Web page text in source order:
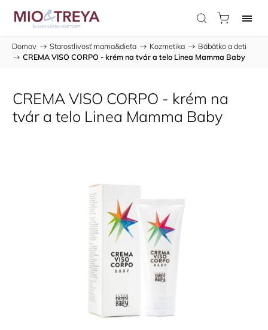
Domov / Starostlivosť mama&dieťa / Kozmetika /
Bábätko a deti
/
CREMA VISO CORPO - krém na tvár a telo Linea Mamma Baby
CREMA VISO CORPO - krém na
tvár a telo Linea Mamma Baby